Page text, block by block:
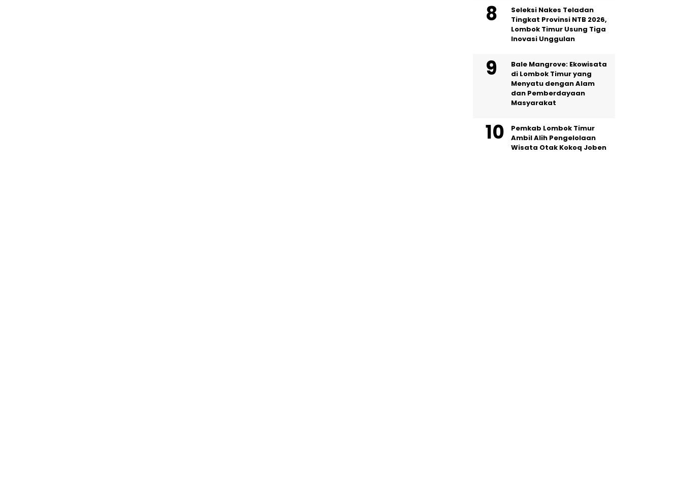
Seleksi Nakes Teladan
Tingkat Provinsi NTB 2026,
Lombok Timur Usung Tiga
Inovasi Unggulan
Bale Mangrove: Ekowisata
di Lombok Timur yang
Menyatu dengan Alam
dan Pemberdayaan
Masyarakat
Pemkab Lombok Timur
Ambil Alih Pengelolaan
Wisata Otak Kokoq Joben